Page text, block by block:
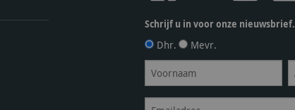
Schrijf u in voor onze nieuwsbrief.
Dhr. Mevr.